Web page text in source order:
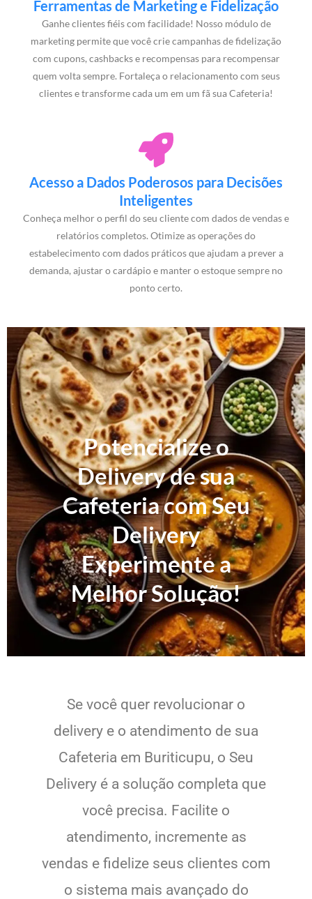
Ferramentas de Marketing e Fidelização
Ganhe clientes fiéis com facilidade! Nosso módulo de
marketing permite que você crie campanhas de fidelização
com cupons, cashbacks e recompensas para recompensar
quem volta sempre. Fortaleça o relacionamento com seus
clientes e transforme cada um em um fã sua Cafeteria!
Acesso a Dados Poderosos para Decisões
Inteligentes
Conheça melhor o perfil do seu cliente com dados de vendas e
relatórios completos. Otimize as operações do
estabelecimento com dados práticos que ajudam a prever a
demanda, ajustar o cardápio e manter o estoque sempre no
ponto certo.
Potencialize o
Delivery de sua
Cafeteria com Seu
Delivery
Experimente a
Melhor Solução!
Se você quer revolucionar o
delivery e o atendimento de sua
Cafeteria em Buriticupu, o Seu
Delivery é a solução completa que
você precisa. Facilite o
atendimento, incremente as
vendas e fidelize seus clientes com
o sistema mais avançado do